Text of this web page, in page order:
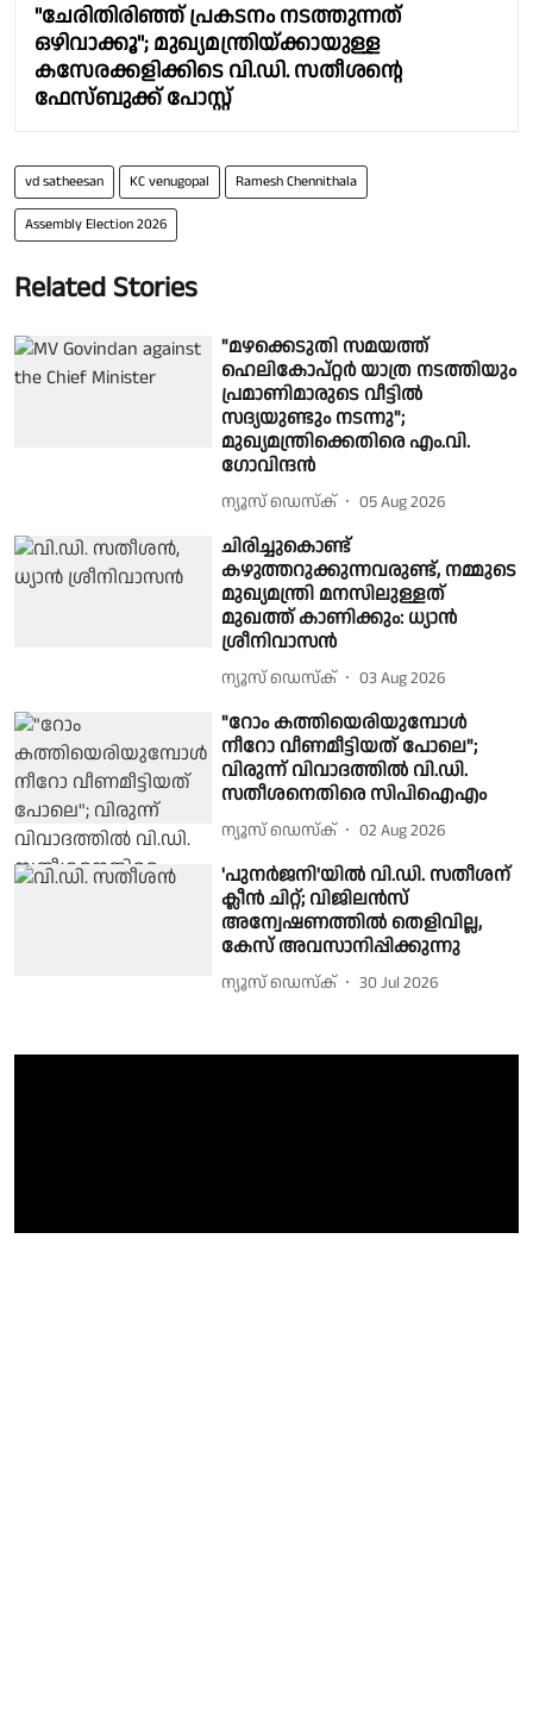
"ചേരിതിരിഞ്ഞ് പ്രകടനം നടത്തുന്നത്
ഒഴിവാക്കൂ"; മുഖ്യമന്ത്രിയ്ക്കായുള്ള
കസേരക്കളിക്കിടെ വി.ഡി. സതീശൻ്റെ
ഫേസ്ബുക്ക് പോസ്റ്റ്
vd satheesan KC venugopal Ramesh Chennithala
Assembly Election 2026
Related Stories
"മഴക്കെടുതി സമയത്ത്
ഹെലികോപ്റ്റർ യാത്ര നടത്തിയും
പ്രമാണിമാരുടെ വീട്ടിൽ
സദ്യയുണ്ടും നടന്നു";
മുഖ്യമന്ത്രിക്കെതിരെ എം.വി.
ഗോവിന്ദൻ
ന്യൂസ് ഡെസ്ക് 05 Aug 2026
ചിരിച്ചുകൊണ്ട്
കഴുത്തറുക്കുന്നവരുണ്ട്, നമ്മുടെ
മുഖ്യമന്ത്രി മനസിലുള്ളത്
മുഖത്ത് കാണിക്കും: ധ്യാൻ
ശ്രീനിവാസൻ
ന്യൂസ് ഡെസ്ക് 03 Aug 2026
"റോം കത്തിയെരിയുമ്പോൾ
നീറോ വീണമീട്ടിയത് പോലെ";
വിരുന്ന് വിവാദത്തിൽ വി.ഡി.
സതീശനെതിരെ സിപിഐഎം
ന്യൂസ് ഡെസ്ക് 02 Aug 2026
'പുനർജനി'യില്‍ വി.ഡി. സതീശന്
ക്ലീന്‍ ചിറ്റ്; വിജിലൻസ്
അന്വേഷണത്തിൽ തെളിവില്ല,
കേസ് അവസാനിപ്പിക്കുന്നു
ന്യൂസ് ഡെസ്ക് 30 Jul 2026